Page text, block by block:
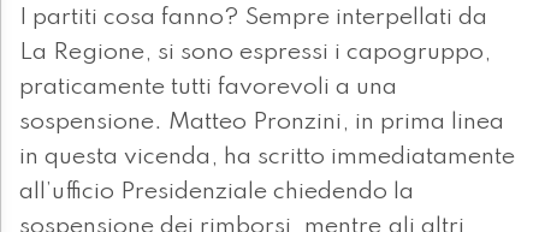
I partiti cosa fanno? Sempre interpellati da
La Regione, si sono espressi i capogruppo,
praticamente tutti favorevoli a una
sospensione. Matteo Pronzini, in prima linea
in questa vicenda, ha scritto immediatamente
all’ufficio Presidenziale chiedendo la